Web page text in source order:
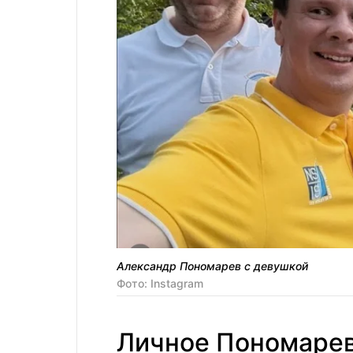
Александр Пономарев с девушкой
Фото: Instagram
Личное